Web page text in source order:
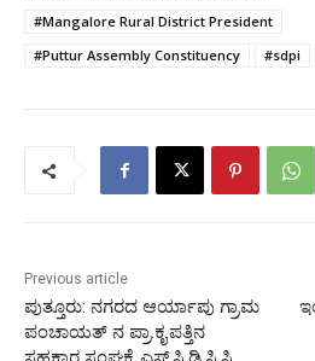
#Mangalore Rural District President
#Puttur Assembly Constituency
#sdpi
Previous article
ಪುತ್ತೂರು: ನಗರದ ಆರ್ಯಾಪು ಗ್ರಾಮ
ಪಂಚಾಯತ್ ನ ಪ್ರಾ.ಕೃ.ಪತ್ತಿನ